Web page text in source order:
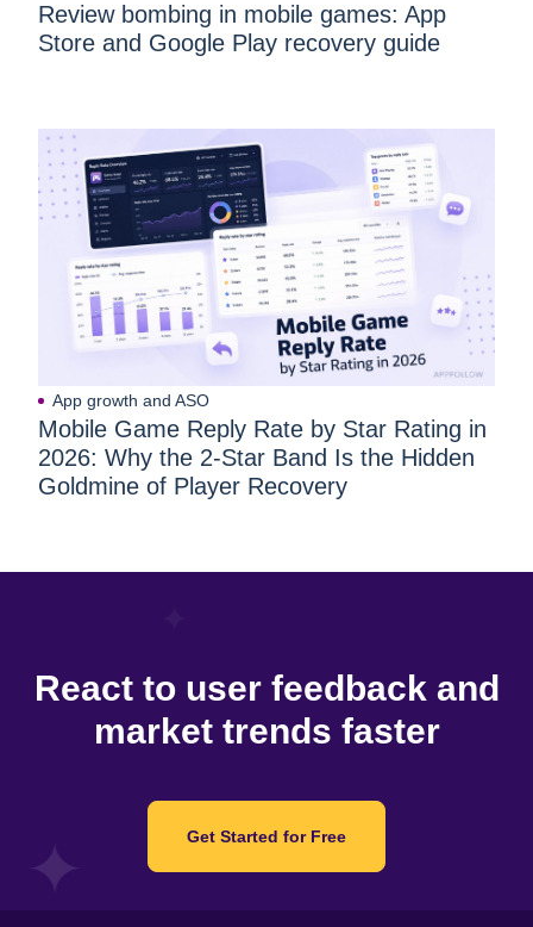
Review bombing in mobile games: App
Store and Google Play recovery guide
App growth and ASO
Mobile Game Reply Rate by Star Rating in
2026: Why the 2-Star Band Is the Hidden
Goldmine of Player Recovery
React to user feedback and
market trends faster
Get Started for Free